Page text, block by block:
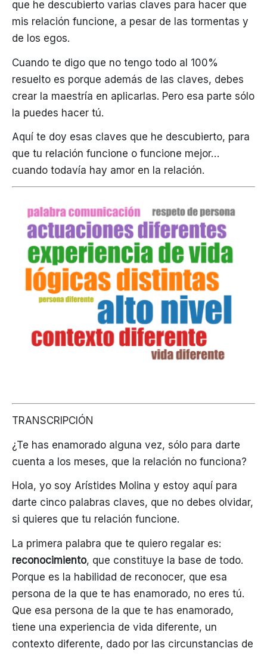
que he descubierto varias claves para hacer que
mis relación funcione, a pesar de las tormentas y
de los egos.
Cuando te digo que no tengo todo al 100%
resuelto es porque además de las claves, debes
crear la maestría en aplicarlas. Pero esa parte sólo
la puedes hacer tú.
Aquí te doy esas claves que he descubierto, para
que tu relación funcione o funcione mejor…
cuando todavía hay amor en la relación.
TRANSCRIPCIÓN
¿Te has enamorado alguna vez, sólo para darte
cuenta a los meses, que la relación no funciona?
Hola, yo soy Arístides Molina y estoy aquí para
darte cinco palabras claves, que no debes olvidar,
si quieres que tu relación funcione.
La primera palabra que te quiero regalar es:
reconocimiento, que constituye la base de todo.
Porque es la habilidad de reconocer, que esa
persona de la que te has enamorado, no eres tú.
Que esa persona de la que te has enamorado,
tiene una experiencia de vida diferente, un
contexto diferente, dado por las circunstancias de